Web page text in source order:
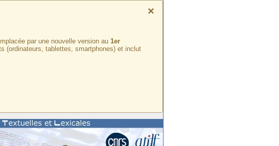
×
par une nouvelle version au 1er
(ordinateurs, tablettes, smartphones) et inclut